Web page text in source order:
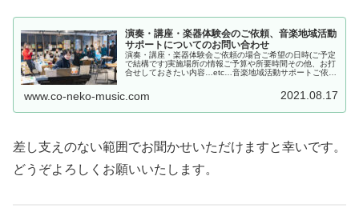
演奏・講座・楽器体験会のご依頼、音楽地域活動
サポートについてのお問い合わせ
演奏・講座・楽器体験会ご依頼の場合ご希望の日時(ご予定
で結構です)実施場所の情報ご予算や所要時間その他、お打
合せしておきたい内容…etc…音楽地域活動サポートご依頼
www.co-neko-music.com 2021.08.17
差し支えのない範囲でお聞かせいただけますと幸いです。
どうぞよろしくお願いいたします。